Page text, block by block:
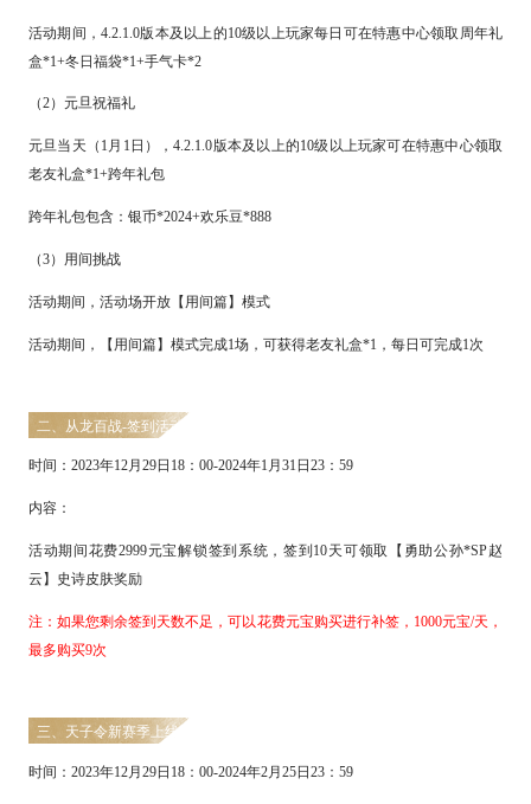
活动期间，4.2 1 .0版本及以上的10级以上玩家每日可在特惠中心领取周年礼
盒*1+冬日福袋*1+手气卡*2
（2）元旦祝福礼
元旦当天（ 1月 1 日），4.2.1.0版本及以上的10级以上玩家可在特惠中心领取
老友礼盒*1+跨年礼包
跨年礼包包含：银币*2024+欢乐豆*888
（3）用间挑战
活动期间，活动场开放【用间篇】模式
活动期间，【用间篇】模式完成1场，可获得老友礼盒*1，每日可完成1次
二、从龙百战-签到活动
时间： 2023年12月 29日 18：00-2024年1月 31 日 23：59
内容：
活动期间花费2999元宝解锁签到系统，签到10天可领取【勇助公孙*SP赵
云】史诗皮肤奖励
注：如果您剩余签到天数不足，可以花费元宝购买进行补签， 1000元宝/天，
最多购买9次
三、天子令新赛季上线
时间： 2023年12月29日 18：00-2024年2月25日23：59